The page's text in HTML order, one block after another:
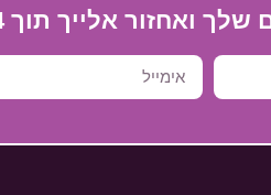
אלייך תוך 24 שעות.